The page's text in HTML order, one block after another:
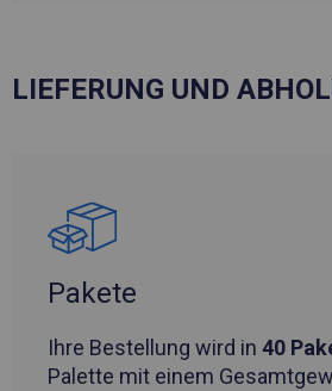
LIEFERUNG UND
Pakete
Ihre Bestellung wird in 40
Palette mit einem